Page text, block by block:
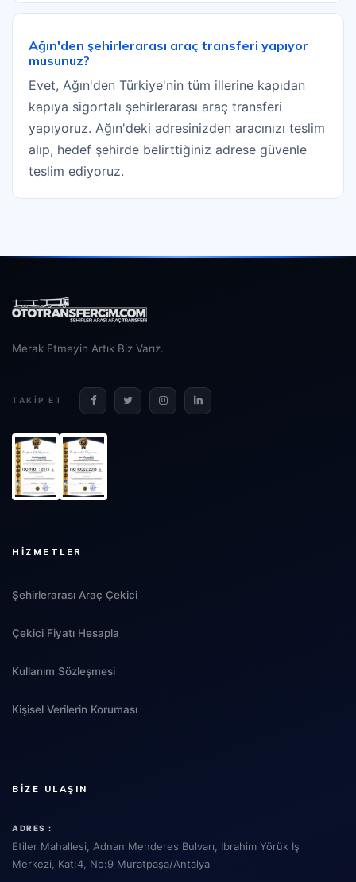
Ağın'den şehirlerarası araç transferi yapıyor
musunuz?
Evet, Ağın'den Türkiye'nin tüm illerine kapıdan
kapıya sigortalı şehirlerarası araç transferi
yapıyoruz. Ağın'deki adresinizden aracınızı teslim
alıp, hedef şehirde belirttiğiniz adrese güvenle
teslim ediyoruz.
Merak Etmeyin Artık Biz Varız.
TAKIP ET
HIZMETLER
Şehirlerarası Araç Çekici
Çekici Fiyatı Hesapla
Kullanım Sözleşmesi
Kişisel Verilerin Koruması
BIZE ULAŞIN
ADRES :
Etiler Mahallesi, Adnan Menderes Bulvarı, İbrahim Yörük İş
Merkezi, Kat:4, No:9 Muratpaşa/Antalya